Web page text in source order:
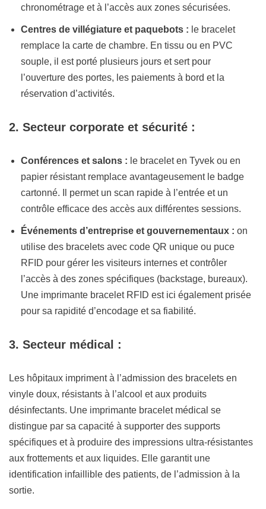
chronométrage et à l’accès aux zones sécurisées.
Centres de villégiature et paquebots : le bracelet
remplace la carte de chambre. En tissu ou en PVC
souple, il est porté plusieurs jours et sert pour
l’ouverture des portes, les paiements à bord et la
réservation d’activités.
2. Secteur corporate et sécurité :
Conférences et salons : le bracelet en Tyvek ou en
papier résistant remplace avantageusement le badge
cartonné. Il permet un scan rapide à l’entrée et un
contrôle efficace des accès aux différentes sessions.
Événements d’entreprise et gouvernementaux : on
utilise des bracelets avec code QR unique ou puce
RFID pour gérer les visiteurs internes et contrôler
l’accès à des zones spécifiques (backstage, bureaux).
Une imprimante bracelet RFID est ici également prisée
pour sa rapidité d’encodage et sa fiabilité.
3. Secteur médical :
Les hôpitaux impriment à l’admission des bracelets en
vinyle doux, résistants à l’alcool et aux produits
désinfectants. Une imprimante bracelet médical se
distingue par sa capacité à supporter des supports
spécifiques et à produire des impressions ultra-résistantes
aux frottements et aux liquides. Elle garantit une
identification infaillible des patients, de l’admission à la
sortie.